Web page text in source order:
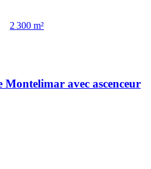
2 300 m²
Montelimar avec ascenceur